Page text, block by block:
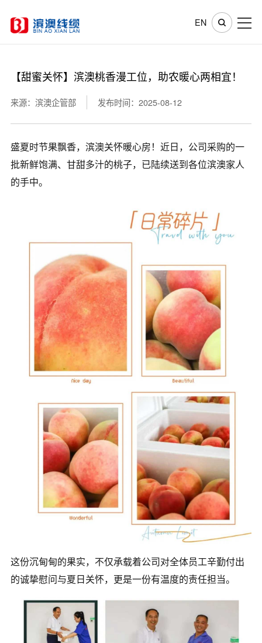
【甜蜜关怀】滨澳桃香漫工位，助农暖心两相宜！
来源：滨澳企管部 发布时间：2025-08-12
盛夏时节果飘香，滨澳关怀暖心房！近日，公司采购的一
批新鲜饱满、甘甜多汁的桃子，已陆续送到各位滨澳家人
的手中。
这份沉甸甸的果实，不仅承载着公司对全体员工辛勤付出
的诚挚慰问与夏日关怀，更是一份有温度的责任担当。
EN